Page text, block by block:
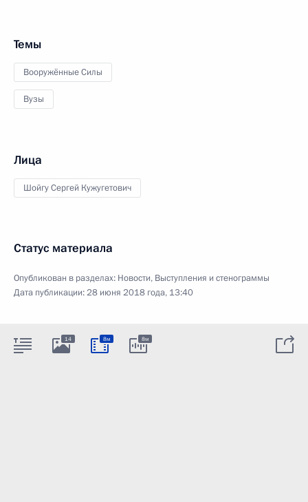
Темы
Вооружённые Силы
Вузы
Лица
Шойгу Сергей Кужугетович
Статус материала
Опубликован в разделах: Новости, Выступления и стенограммы
Дата публикации:28 июня 2018 года, 13:40
14 8м 8м